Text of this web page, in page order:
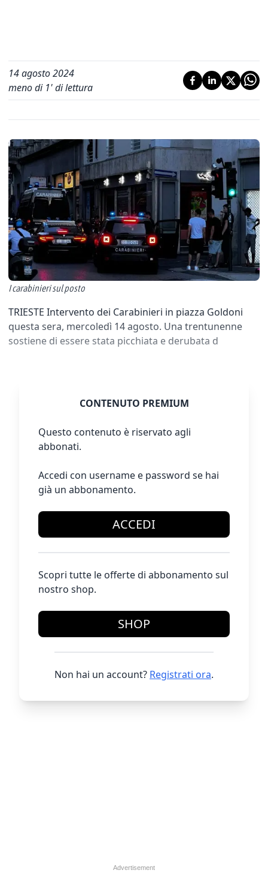
14 agosto 2024
meno di 1' di lettura
I carabinieri sul posto
TRIESTE Intervento dei Carabinieri in piazza Goldoni
questa sera, mercoledì 14 agosto. Una trentunenne
sostiene di essere stata picchiata e derubata d
CONTENUTO PREMIUM
Questo contenuto è riservato agli
abbonati.
Accedi con username e password se hai
già un abbonamento.
ACCEDI
Scopri tutte le offerte di abbonamento sul
nostro shop.
SHOP
Non hai un account? Registrati ora.